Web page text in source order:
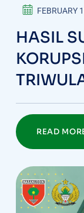
FEBRUARY
HASIL
READ